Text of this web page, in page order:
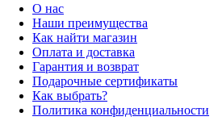
О нас
Наши преимущества
Как найти магазин
Оплата и доставка
Гарантия и возврат
Подарочные сертификаты
Как выбрать?
Политика конфиденциальности